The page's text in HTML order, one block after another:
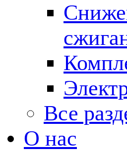
Все
О нас